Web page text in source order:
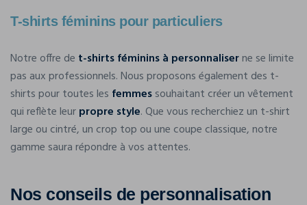
T-shirts féminins pour particuliers
Notre offre de t-shirts féminins à personnaliserne se limite
pas aux professionnels. Nous proposons également des t-
shirts pour toutes les femmessouhaitant créer un vêtement
qui reflète leurpropre style. Que vous recherchiez un t-shirt
large ou cintré, un crop top ou une coupe classique, notre
gamme saura répondre à vos attentes.
Nos conseils de personnalisation